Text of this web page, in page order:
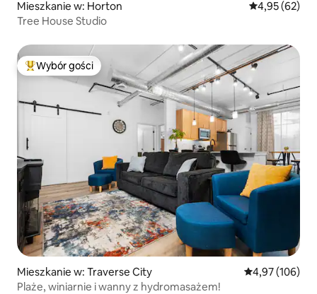
Mieszkanie w: Horton Średnia
4,95 (62)
Tree House Studio
Najpopularniejsze z kategorii Wybór gości
Wybór gości
Mieszkanie w: Traverse City Średnia
4,97 (106)
Plaże, winiarnie i wanny z hydromasażem!